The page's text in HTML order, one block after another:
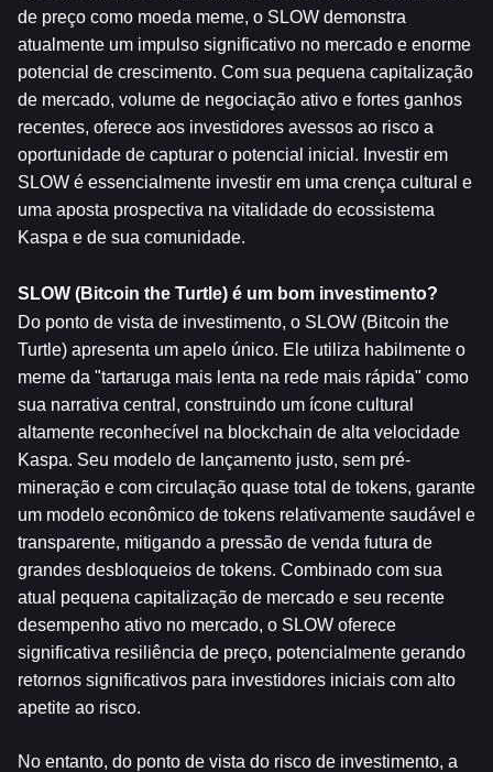
de preço como moeda meme, o SLOW demonstra
atualmente um impulso significativo no mercado e enorme
potencial de crescimento. Com sua pequena capitalização
de mercado, volume de negociação ativo e fortes ganhos
recentes, oferece aos investidores avessos ao risco a
oportunidade de capturar o potencial inicial. Investir em
SLOW é essencialmente investir em uma crença cultural e
uma aposta prospectiva na vitalidade do ecossistema
Kaspa e de sua comunidade.
SLOW (Bitcoin the Turtle) é um bom investimento?
Do ponto de vista de investimento, o SLOW (Bitcoin the
Turtle) apresenta um apelo único. Ele utiliza habilmente o
meme da "tartaruga mais lenta na rede mais rápida" como
sua narrativa central, construindo um ícone cultural
altamente reconhecível na blockchain de alta velocidade
Kaspa. Seu modelo de lançamento justo, sem pré-
mineração e com circulação quase total de tokens, garante
um modelo econômico de tokens relativamente saudável e
transparente, mitigando a pressão de venda futura de
grandes desbloqueios de tokens. Combinado com sua
atual pequena capitalização de mercado e seu recente
desempenho ativo no mercado, o SLOW oferece
significativa resiliência de preço, potencialmente gerando
retornos significativos para investidores iniciais com alto
apetite ao risco.
No entanto, do ponto de vista do risco de investimento, a